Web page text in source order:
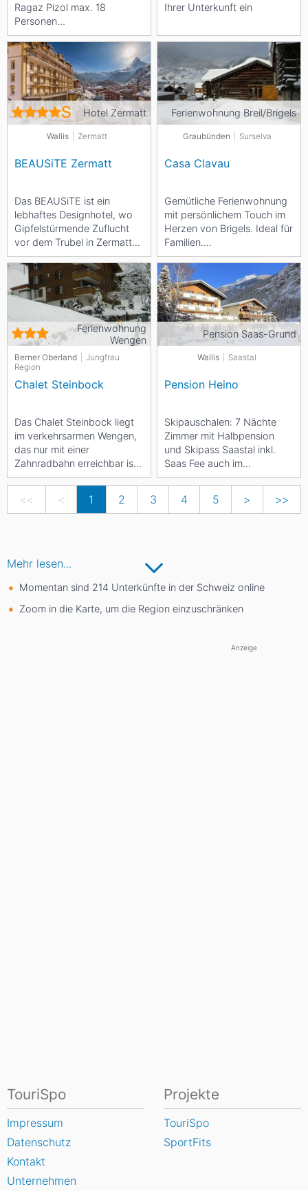
Ragaz Pizol max. 18
Personen
Selbstversorgerhaus
Vermietung nur im Winter
Ihrer Unterkunft ein
Hotel Zermatt
Wallis Zermatt
BEAUSiTE Zermatt
Das BEAUSiTE ist ein
lebhaftes Designhotel, wo
Gipfelstürmende Zuflucht
vor dem Trubel in Zermatt
finden, ohne das Matterhorn
je aus den...
Ferienwohnung Breil/Brigels
Graubünden Surselva
Casa Clavau
Gemütliche Ferienwohnung
mit persönlichem Touch im
Herzen von Brigels. Ideal für
Familien.
Einkaufsmöglichkeiten zu
Fuss erreichbar, Skilifte...
Ferienwohnung
Wengen
Berner Oberland
Jungfrau
Region
Chalet Steinbock
Das Chalet Steinbock liegt
im verkehrsarmen Wengen,
das nur mit einer
Zahnradbahn erreichbar ist.
Die Wohnung besteht aus
Pension Saas-Grund
Wallis Saastal
Pension Heino
Skipauschalen: 7 Nächte
Zimmer mit Halbpension
und Skipass Saastal inkl.
Saas Fee auch im
Einzelzimmer CHF 777.- pro
<< < 1 2 3 4 5 > >>
Mehr lesen...
Momentan sind 214 Unterkünfte in der Schweiz online
Zoom in die Karte, um die Region einzuschränken
Anzeige
TouriSpo
Impressum
Datenschutz
Kontakt
Unternehmen
Projekte
TouriSpo
SportFits